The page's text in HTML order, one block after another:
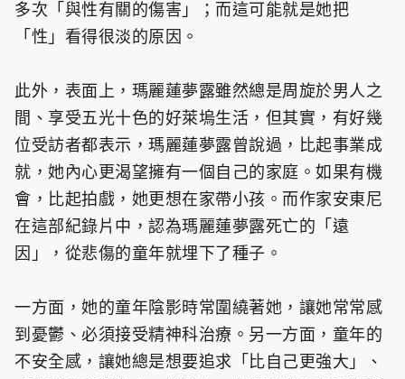
多次「與性有關的傷害」；而這可能就是她把
「性」看得很淡的原因。
此外，表面上，瑪麗蓮夢露雖然總是周旋於男人之
間、享受五光十色的好萊塢生活，但其實，有好幾
位受訪者都表示，瑪麗蓮夢露曾說過，比起事業成
就，她內心更渴望擁有一個自己的家庭。如果有機
會，比起拍戲，她更想在家帶小孩。而作家安東尼
在這部紀錄片中，認為瑪麗蓮夢露死亡的「遠
因」，從悲傷的童年就埋下了種子。
一方面，她的童年陰影時常圍繞著她，讓她常常感
到憂鬱、必須接受精神科治療。另一方面，童年的
不安全感，讓她總是想要追求「比自己更強大」、